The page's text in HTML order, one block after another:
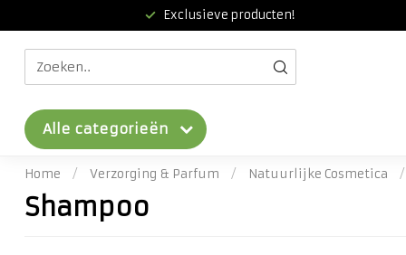
Exclusieve producten!
Alle categorieën
Home / Verzorging & Parfum / Natuurlijke Cosmetica /
Shampoo